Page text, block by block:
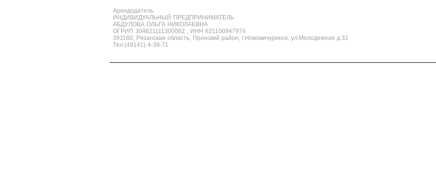
Арендодатель
ИНДИВИДУАЛЬНЫЙ ПРЕДПРИНИМАТЕЛЬ
АБДУЛОВА ОЛЬГА НИКОЛАЕВНА
ОГРИП 304621111300082 , ИНН 621100947974
391160, Рязанская область, Пронский район, г.Новомичуринск, ул.Молодежная д.31
Tел.(49141) 4-39-71